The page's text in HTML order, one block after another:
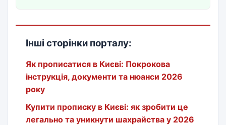
Інші сторінки порталу:
Як прописатися в Києві: Покрокова
інструкція, документи та нюанси 2026
року
Купити прописку в Києві: як зробити це
легально та уникнути шахрайства у 2026